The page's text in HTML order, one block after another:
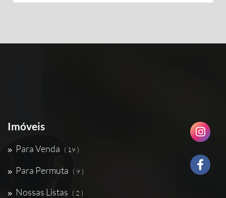
Imóveis
Para Venda ( 19 )
Para Permuta ( 9 )
Nossas Listas ( 2 )